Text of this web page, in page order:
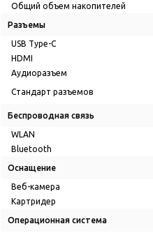
Общий объем накопителей
Разъемы
USB Type-C
HDMI
Аудиоразъем
Стандарт разъемов
Беспроводная связь
WLAN
Bluetooth
Оснащение
Веб-камера
Картридер
Операционная система